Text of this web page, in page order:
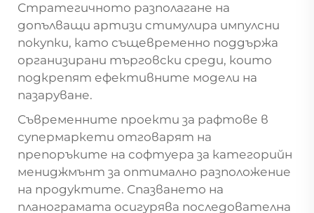
Стратегичното разполагане на
допълващи артизи стимулира импулсни
покупки, като същевременно поддържа
организирани търговски среди, които
подкрепят ефективните модели на
пазаруване.
Съвременните проекти за рафтове в
супермаркети отговарят на
препоръките на софтуера за категорийн
мениджмънт за оптимално разположение
на продуктите. Спазването на
планограмата осигурява последователна